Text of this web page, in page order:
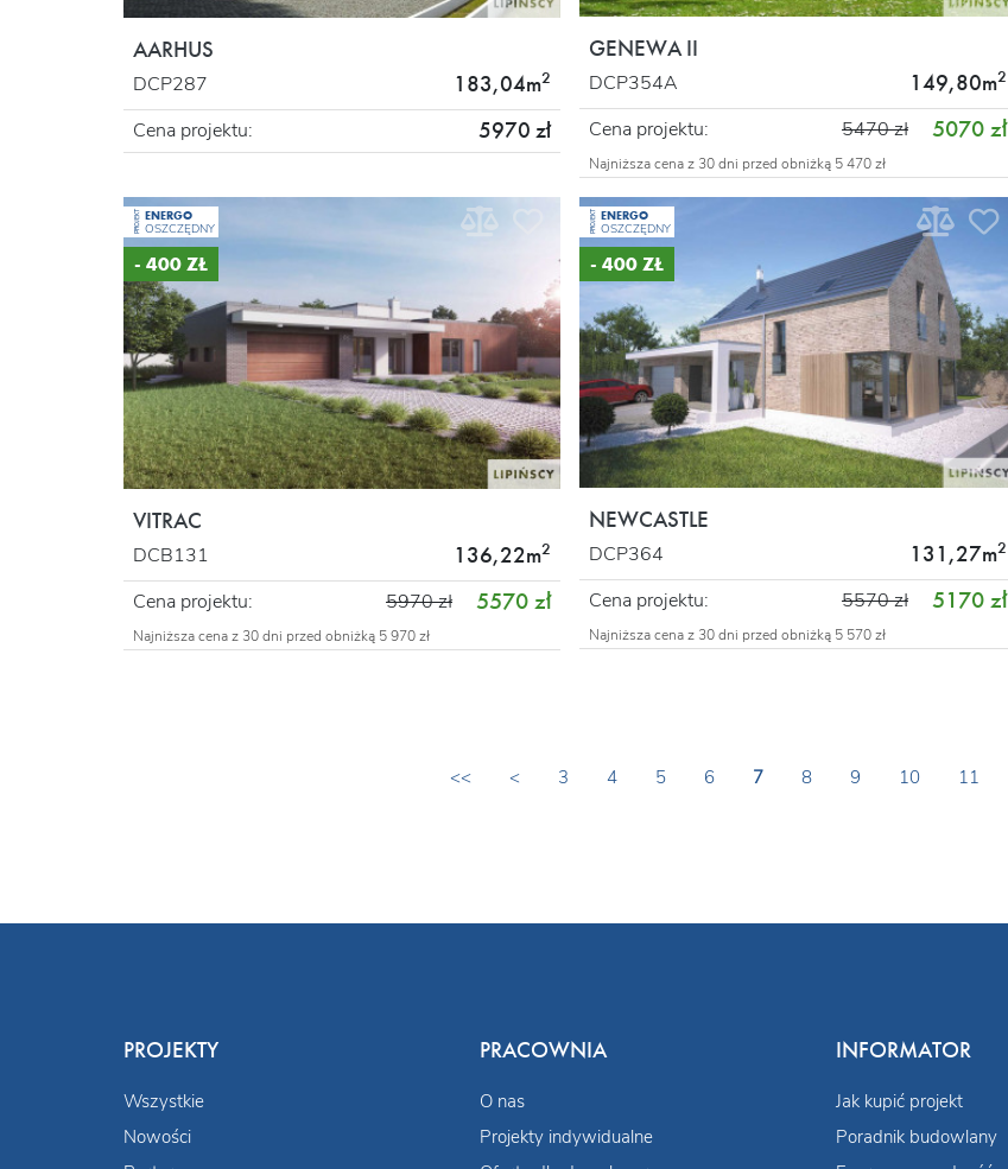
AARHUS
DCP287 183,04m2
Cena projektu: 5970 zł
GENEWA II
DCP354A 149,80m2
Cena projektu: 5070 zł
5470 zł
Najniższa cena z 30 dni przed obniżką 5 470 zł
PROJEKT ENERGO
OSZCZĘDNY
- 400 ZŁ
VITRAC
DCB131 136,22m2
Cena projektu: 5570 zł
5970 zł
Najniższa cena z 30 dni przed obniżką 5 970 zł
PROJEKT ENERGO
OSZCZĘDNY
- 400 ZŁ
NEWCASTLE
DCP364 131,27m2
Cena projektu: 5170 zł
5570 zł
Najniższa cena z 30 dni przed obniżką 5 570 zł
<< < 3 4 5 6 7 8 9 10 11
PROJEKTY
Wszystkie
Nowości
PRACOWNIA
O nas
Projekty indywidualne
INFORMATOR
Jak kupić projekt
Poradnik budowlany